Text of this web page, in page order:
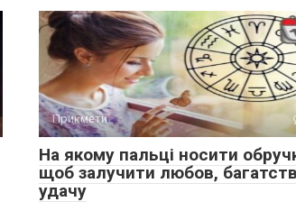
Прикмети
На якому пальці носити
щоб залучити любов,
удачу